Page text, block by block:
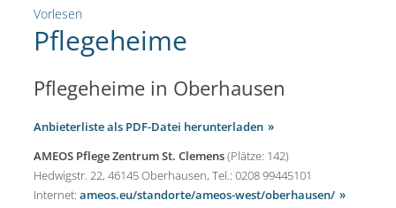
Vorlesen
Pflegeheime
Pflegeheime in Oberhausen
Anbieterliste als PDF-Datei herunterladen
AMEOS Pflege Zentrum St. Clemens(Plätze: 142)
Hedwigstr. 22, 46145 Oberhausen, Tel.: 0208 99445101
Internet: ameos.eu/standorte/ameos-west/oberhausen/